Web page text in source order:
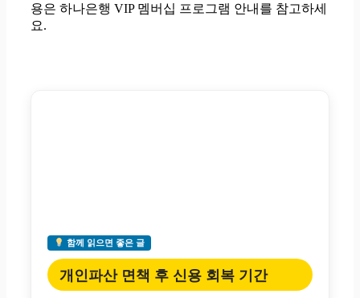
용은 하나은행 VIP 멤버십 프로그램 안내를 참고하세
요.
함께 읽으면 좋은 글
개인파산 면책 후 신용 회복 기간